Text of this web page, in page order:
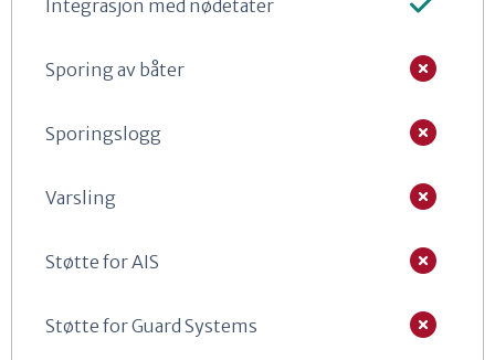
Integrasjon med nødetater
Sporing av båter
Sporingslogg
Varsling
Støtte for AIS
Støtte for Guard Systems